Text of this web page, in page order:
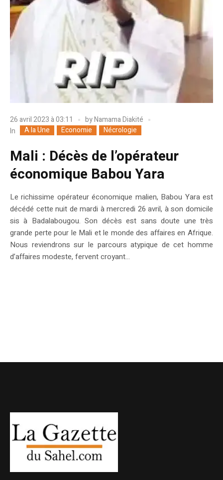
26 avril 2023 à 03:11 byNamama Diakité
In
A la Une Economie Nécrologie
Mali : Décès de l’opérateur
économique Babou Yara
Le richissime opérateur économique malien, Babou Yara est
décédé cette nuit de mardi à mercredi 26 avril, à son domicile
sis à Badalabougou. Son décès est sans doute une très
grande perte pour le Mali et le monde des affaires en Afrique.
Nous reviendrons sur le parcours atypique de cet homme
d’affaires modeste, fervent croyant...